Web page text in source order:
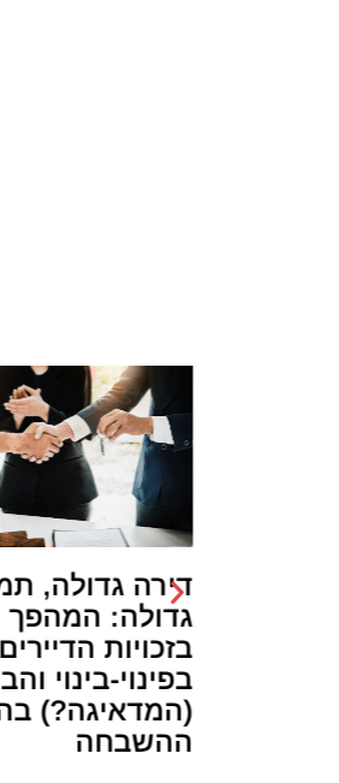
דירה גדולה,
גדולה: המהפך
בזכויות הדיירים
בפינוי-בינוי
(המדאיגה?)
ההשבחה